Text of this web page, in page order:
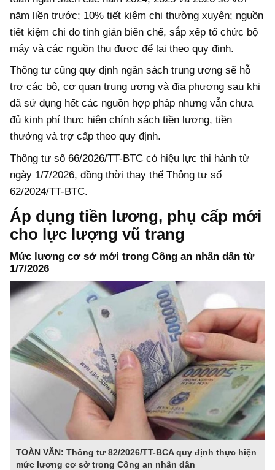
năm liền trước; 10% tiết kiệm chi thường xuyên; nguồn
tiết kiệm chi do tinh giản biên chế, sắp xếp tổ chức bộ
máy và các nguồn thu được để lại theo quy định.
Thông tư cũng quy định ngân sách trung ương sẽ hỗ
trợ các bộ, cơ quan trung ương và địa phương sau khi
đã sử dụng hết các nguồn hợp pháp nhưng vẫn chưa
đủ kinh phí thực hiện chính sách tiền lương, tiền
thưởng và trợ cấp theo quy định.
Thông tư số 66/2026/TT-BTC có hiệu lực thi hành từ
ngày 1/7/2026, đồng thời thay thế Thông tư số
62/2024/TT-BTC.
Áp dụng tiền lương, phụ cấp mới
cho lực lượng vũ trang
Mức lương cơ sở mới trong Công an nhân dân từ
1/7/2026
TOÀN VĂN: Thông tư 82/2026/TT-BCA quy định thực hiện
mức lương cơ sở trong Công an nhân dân